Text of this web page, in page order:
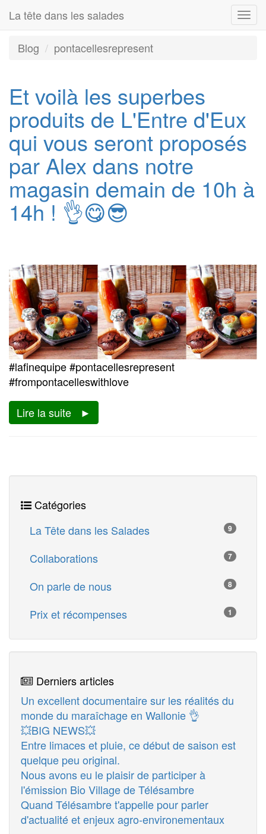
La tête dans les salades
Blog pontacellesrepresent
Et voilà les superbes
produits de L'Entre d'Eux
qui vous seront proposés
par Alex dans notre
magasin demain de 10h à
14h ! 👌😋😎
#lafinequipe #pontacellesrepresent
#frompontacelleswithlove
Lire la suite
Catégories
9
La Tête dans les Salades
7
Collaborations
8
On parle de nous
1
Prix et récompenses
Derniers articles
Un excellent documentaire sur les réalités du
monde du maraîchage en Wallonie 👌
💥BIG NEWS💥
Entre limaces et pluie, ce début de saison est
quelque peu original.
Nous avons eu le plaisir de participer à
l'émission Bio Village de Télésambre
Quand Télésambre t'appelle pour parler
d'actualité et enjeux agro-environementaux